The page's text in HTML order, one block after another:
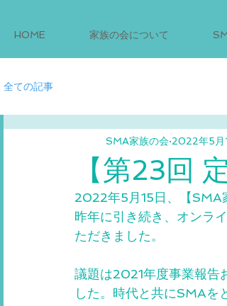
HOME 家族の会について
全ての記事
【第23回
SMA家族の会 2022年5月
2022年5月15日、【SMA
昨年に引き続き、オンラ
ただきました。
議題は2021年度事業報告
した。時代と共にSMAを